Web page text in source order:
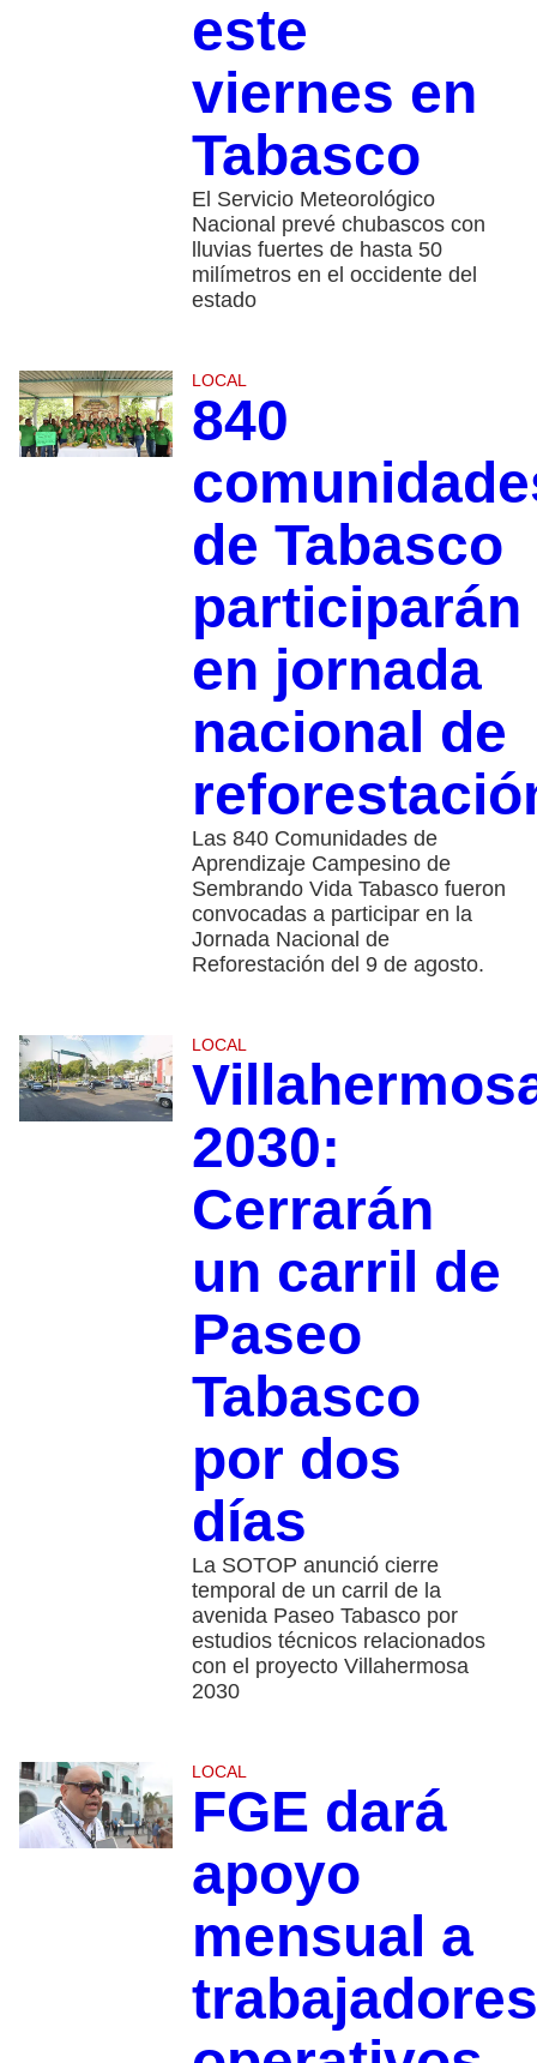
este
viernes en
Tabasco
El Servicio Meteorológico
Nacional prevé chubascos con
lluvias fuertes de hasta 50
milímetros en el occidente del
estado
LOCAL
840
de Tabasco
participarán
en jornada
nacional de
Las 840 Comunidades de
Aprendizaje Campesino de
Sembrando Vida Tabasco fueron
convocadas a participar en la
Jornada Nacional de
Reforestación del 9 de agosto.
LOCAL
2030:
Cerrarán
un carril de
Paseo
Tabasco
por dos
días
La SOTOP anunció cierre
temporal de un carril de la
avenida Paseo Tabasco por
estudios técnicos relacionados
con el proyecto Villahermosa
2030
LOCAL
FGE dará
apoyo
mensual a
trabajadores